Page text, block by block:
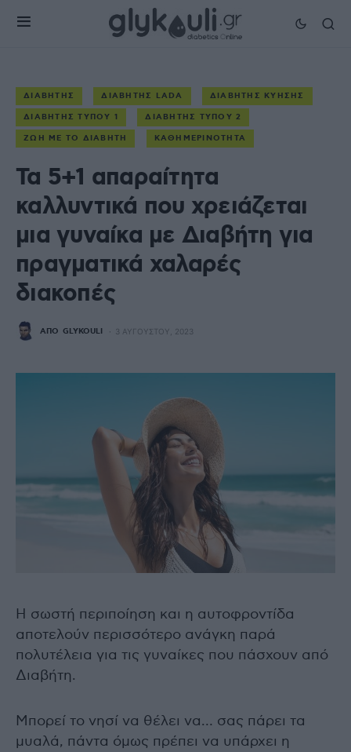
ΔΙΑΒΉΤΗΣ ΔΙΑΒΉΤΗΣ LADA ΔΙΑΒΉΤΗΣ ΚΎΗΣΗΣ
ΔΙΑΒΉΤΗΣ ΤΎΠΟΥ 1 ΔΙΑΒΉΤΗΣ ΤΎΠΟΥ 2
ΖΩΉ ΜΕ ΤΟ ΔΙΑΒΉΤΗ ΚΑΘΗΜΕΡΙΝΌΤΗΤΑ
Τα 5+1 απαραίτητα
καλλυντικά που χρειάζεται
μια γυναίκα με Διαβήτη για
πραγματικά χαλαρές
διακοπές
ΑΠΌ GLYKOULI 3 ΑΥΓΟΎΣΤΟΥ, 2023
Η σωστή περιποίηση και η αυτοφροντίδα
αποτελούν περισσότερο ανάγκη παρά
πολυτέλεια για τις γυναίκες που πάσχουν από
Διαβήτη.
Μπορεί το νησί να θέλει να… σας πάρει τα
μυαλά, πάντα όμως πρέπει να υπάρχει η